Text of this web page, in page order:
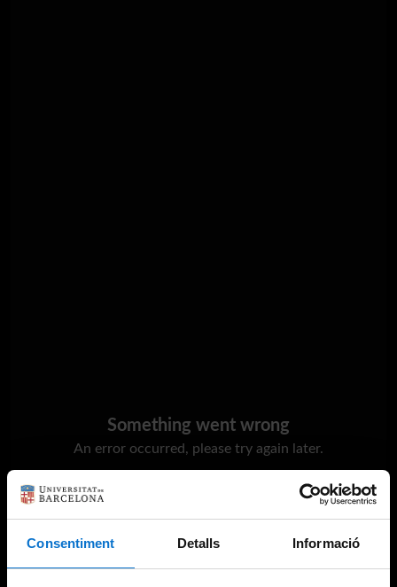
Consentiment Detalls Informació
Something went wrong
An error occurred, please try again later.